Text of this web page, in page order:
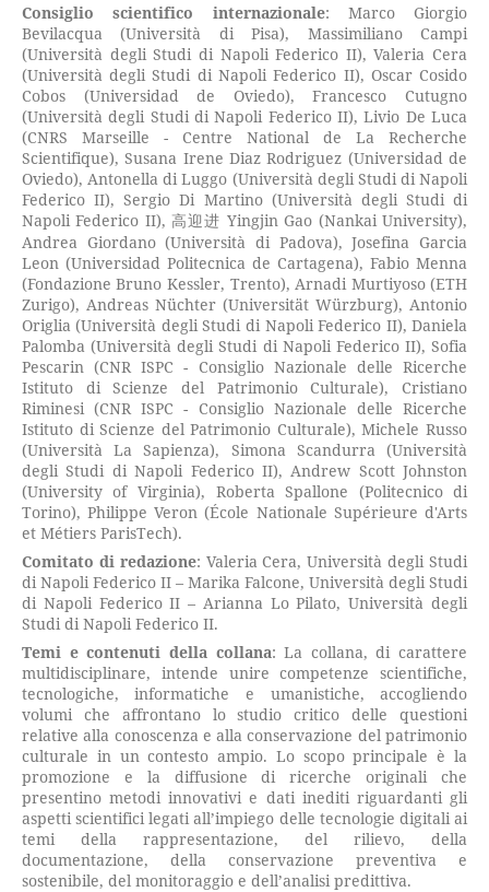
Consiglio scientifico internazionale: Marco Giorgio
Bevilacqua (Università di Pisa), Massimiliano Campi
(Università degli Studi di Napoli Federico II), Valeria Cera
(Università degli Studi di Napoli Federico II), Oscar Cosido
Cobos (Universidad de Oviedo), Francesco Cutugno
(Università degli Studi di Napoli Federico II), Livio De Luca
(CNRS Marseille - Centre National de La Recherche
Scientifique), Susana Irene Diaz Rodriguez (Universidad de
Oviedo), Antonella di Luggo (Università degli Studi di Napoli
Federico II), Sergio Di Martino (Università degli Studi di
Napoli Federico II), 高迎进 Yingjin Gao (Nankai University),
Andrea Giordano (Università di Padova), Josefina Garcia
Leon (Universidad Politecnica de Cartagena), Fabio Menna
(Fondazione Bruno Kessler, Trento), Arnadi Murtiyoso (ETH
Zurigo), Andreas Nüchter (Universität Würzburg), Antonio
Origlia (Università degli Studi di Napoli Federico II), Daniela
Palomba (Università degli Studi di Napoli Federico II), Sofia
Pescarin (CNR ISPC - Consiglio Nazionale delle Ricerche
Istituto di Scienze del Patrimonio Culturale), Cristiano
Riminesi (CNR ISPC - Consiglio Nazionale delle Ricerche
Istituto di Scienze del Patrimonio Culturale), Michele Russo
(Università La Sapienza), Simona Scandurra (Università
degli Studi di Napoli Federico II), Andrew Scott Johnston
(University of Virginia), Roberta Spallone (Politecnico di
Torino), Philippe Veron (École Nationale Supérieure d'Arts
et Métiers ParisTech).
Comitato di redazione: Valeria Cera, Università degli Studi
di Napoli Federico II – Marika Falcone, Università degli Studi
di Napoli Federico II – Arianna Lo Pilato, Università degli
Studi di Napoli Federico II.
Temi e contenuti della collana: La collana, di carattere
multidisciplinare, intende unire competenze scientifiche,
tecnologiche, informatiche e umanistiche, accogliendo
volumi che affrontano lo studio critico delle questioni
relative alla conoscenza e alla conservazione del patrimonio
culturale in un contesto ampio. Lo scopo principale è la
promozione e la diffusione di ricerche originali che
presentino metodi innovativi e dati inediti riguardanti gli
aspetti scientifici legati all’impiego delle tecnologie digitali ai
temi della rappresentazione, del rilievo, della
documentazione, della conservazione preventiva e
sostenibile, del monitoraggio e dell’analisi predittiva.